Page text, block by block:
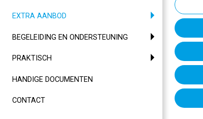
EXTRA AANBOD
BEGELEIDING EN ONDERSTEUNING
PRAKTISCH
HANDIGE DOCUMENTEN
CONTACT